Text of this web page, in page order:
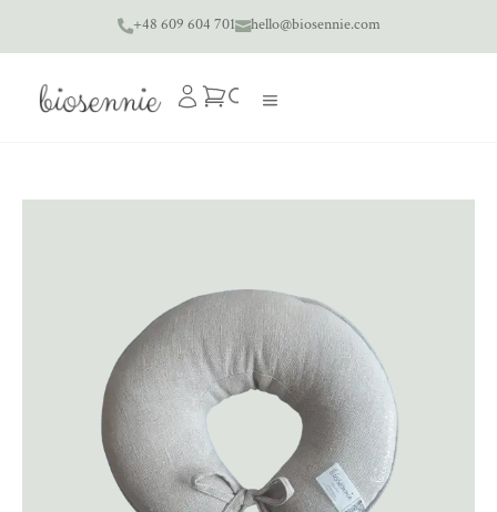
+48 609 604 701hello@biosennie.com